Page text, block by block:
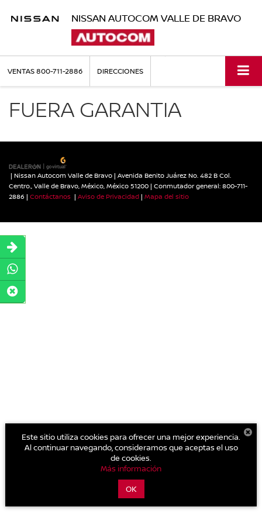
NISSAN AUTOCOM VALLE DE BRAVO
VENTAS800-711-2886 DIRECCIONES
FUERA GARANTIA
| Nissan Autocom Valle de Bravo | Avenida Benito Juárez No. 482 B Col.
Centro., Valle de Bravo, México, México 51200 | Conmutador general: 800-711-
2886 | Contáctanos | Aviso de Privacidad | Mapa del sitio
Este sitio utiliza cookies para ofrecer una mejor experiencia.
Al continuar navegando, consideramos que aceptas el uso
de cookies.
Más información
OK